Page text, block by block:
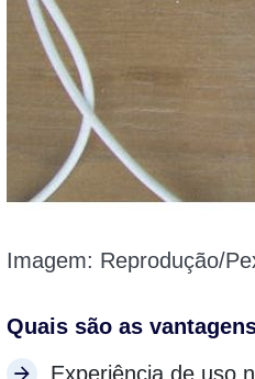
Imagem: Reprodução/
Quais são as
Experiência de uso